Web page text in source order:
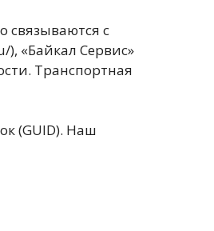
связываются с
«Байкал Сервис»
Транспортная
(GUID). Наш